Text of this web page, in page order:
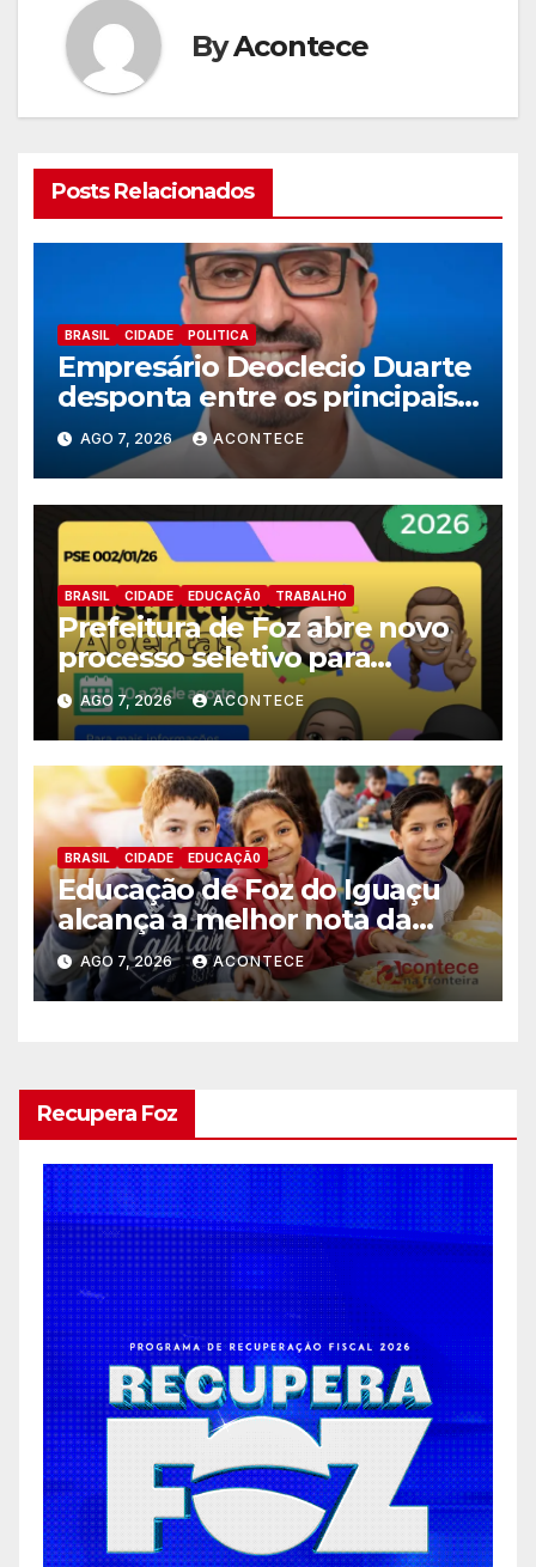
ByAcontece
Posts Relacionados
BRASIL CIDADE POLITICA
Empresário Deoclecio Duarte
desponta entre os principais
nomes do União Brasil para
deputado estadual
AGO 7, 2026 ACONTECE
BRASIL CIDADE EDUCAÇÃ0 TRABALHO
Prefeitura de Foz abre novo
processo seletivo para
estagiários
AGO 7, 2026 ACONTECE
BRASIL CIDADE EDUCAÇÃ0
Educação de Foz do Iguaçu
alcança a melhor nota da
história no IDEB
AGO 7, 2026 ACONTECE
Recupera Foz